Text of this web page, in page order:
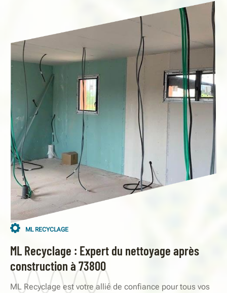
ML RECYCLAGE
ML Recyclage : Expert du nettoyage après
construction à 73800
ML Recyclage est votre allié de confiance pour tous vos